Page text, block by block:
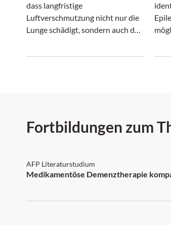
dass langfristige
Luftverschmutzung nicht nur die
Lunge schädigt, sondern auch das
Fortbildungen zum
AFP: 3 Punkte
AFP Literaturstudium
Medikamentöse Demenztherapie